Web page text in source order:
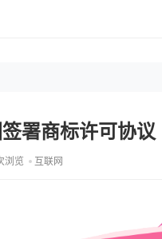
署商标许可协议
浏览 互联网